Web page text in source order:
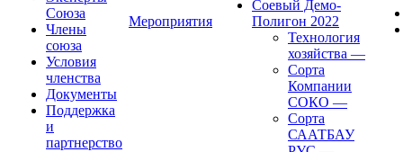
Союза
Члены
союза
Условия
членства
Документы
Поддержка
и
партнерство
Мероприятия
Соевый Демо-
Полигон 2022
Технология
хозяйства —
Сорта
Компании
СОКО —
Сорта
СААТБАУ